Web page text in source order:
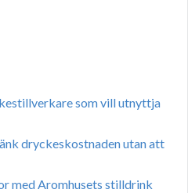
som vill utnyttja
dryckeskostnaden utan att
med Aromhusets stilldrink